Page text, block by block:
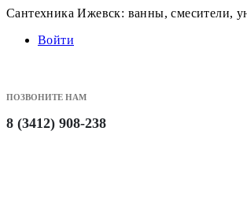
Сантехника Ижевск: ванны, смесители,
Войти
ПОЗВОНИТЕ НАМ
8 (3412) 908-238